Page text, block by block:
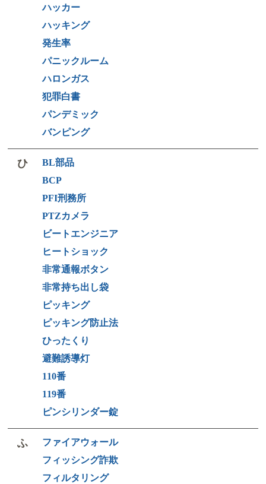
ハッカー
ハッキング
発生率
パニックルーム
ハロンガス
犯罪白書
パンデミック
バンピング
ひ
BL部品
BCP
PFI刑務所
PTZカメラ
ビートエンジニア
ヒートショック
非常通報ボタン
非常持ち出し袋
ピッキング
ピッキング防止法
ひったくり
避難誘導灯
110番
119番
ピンシリンダー錠
ふ
ファイアウォール
フィッシング詐欺
フィルタリング